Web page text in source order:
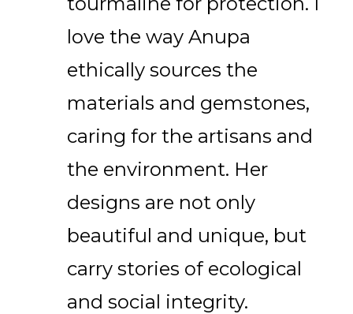
love the way Anupa
ethically sources the
materials and gemstones,
caring for the artisans and
the environment. Her
designs are not only
beautiful and unique, but
carry stories of ecological
and social integrity.